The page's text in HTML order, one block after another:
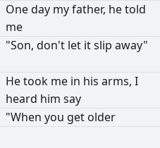
Oneday myfather, hetold
me
"Son, don't let itslip away"
Hetook me in his arms, I
heard him say
"When you get older